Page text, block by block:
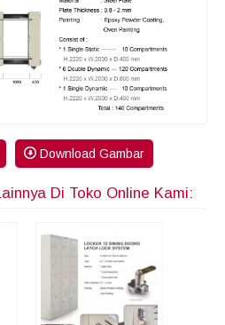
Download Gambar
Di Toko Online Kami: